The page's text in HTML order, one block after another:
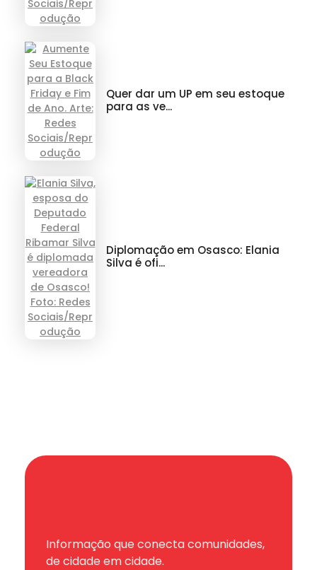
Quer dar um UP em seu estoque
para as ve...
Diplomação em Osasco: Elania
Silva é ofi...
Informação que conecta comunidades,
de cidade em cidade.